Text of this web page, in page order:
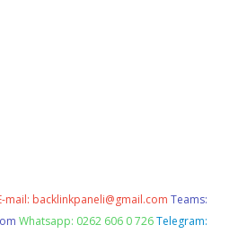
mail: backlinkpaneli@gmail.com Teams:
Whatsapp: 0262 606 0 726 Telegram: